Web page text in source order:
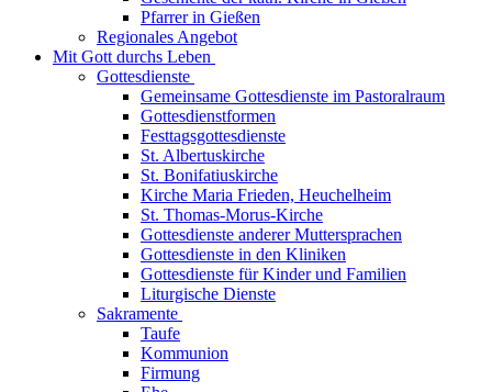
Pfarrer in Gießen
Regionales Angebot
Mit Gott durchs Leben
Gottesdienste
Gemeinsame Gottesdienste im Pastoralraum
Gottesdienstformen
Festtagsgottesdienste
St. Albertuskirche
St. Bonifatiuskirche
Kirche Maria Frieden, Heuchelheim
St. Thomas-Morus-Kirche
Gottesdienste anderer Muttersprachen
Gottesdienste in den Kliniken
Gottesdienste für Kinder und Familien
Liturgische Dienste
Sakramente
Taufe
Kommunion
Firmung